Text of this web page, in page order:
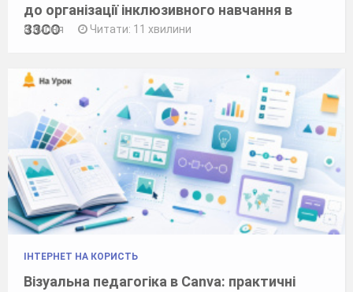
до організації інклюзивного навчання в
ЗЗСО
8 липня Читати: 11 хвилини
ІНТЕРНЕТ НА КОРИСТЬ
Візуальна педагогіка в Canva: практичні